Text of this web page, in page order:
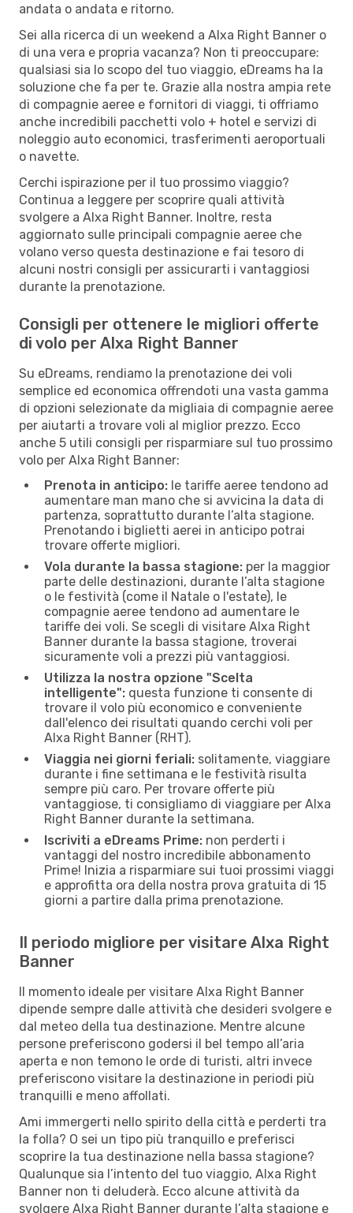
andata o andata e ritorno.
Sei alla ricerca di un weekend a Alxa Right Banner o
di una vera e propria vacanza? Non ti preoccupare:
qualsiasi sia lo scopo del tuo viaggio, eDreams ha la
soluzione che fa per te. Grazie alla nostra ampia rete
di compagnie aeree e fornitori di viaggi, ti offriamo
anche incredibili pacchetti volo + hotel e servizi di
noleggio auto economici, trasferimenti aeroportuali
o navette.
Cerchi ispirazione per il tuo prossimo viaggio?
Continua a leggere per scoprire quali attività
svolgere a Alxa Right Banner. Inoltre, resta
aggiornato sulle principali compagnie aeree che
volano verso questa destinazione e fai tesoro di
alcuni nostri consigli per assicurarti i vantaggiosi
durante la prenotazione.
Consigli per ottenere le migliori offerte
di volo per Alxa Right Banner
Su eDreams, rendiamo la prenotazione dei voli
semplice ed economica offrendoti una vasta gamma
di opzioni selezionate da migliaia di compagnie aeree
per aiutarti a trovare voli al miglior prezzo. Ecco
anche 5 utili consigli per risparmiare sul tuo prossimo
volo per Alxa Right Banner:
Prenota in anticipo: le tariffe aeree tendono ad
aumentare man mano che si avvicina la data di
partenza, soprattutto durante l’alta stagione.
Prenotando i biglietti aerei in anticipo potrai
trovare offerte migliori.
Vola durante la bassa stagione: per la maggior
parte delle destinazioni, durante l’alta stagione
o le festività (come il Natale o l'estate), le
compagnie aeree tendono ad aumentare le
tariffe dei voli. Se scegli di visitare Alxa Right
Banner durante la bassa stagione, troverai
sicuramente voli a prezzi più vantaggiosi.
Utilizza la nostra opzione "Scelta
intelligente": questa funzione ti consente di
trovare il volo più economico e conveniente
dall'elenco dei risultati quando cerchi voli per
Alxa Right Banner (RHT).
Viaggia nei giorni feriali: solitamente, viaggiare
durante i fine settimana e le festività risulta
sempre più caro. Per trovare offerte più
vantaggiose, ti consigliamo di viaggiare per Alxa
Right Banner durante la settimana.
Iscriviti a eDreams Prime: non perderti i
vantaggi del nostro incredibile abbonamento
Prime! Inizia a risparmiare sui tuoi prossimi viaggi
e approfitta ora della nostra prova gratuita di 15
giorni a partire dalla prima prenotazione.
Il periodo migliore per visitare Alxa Right
Banner
Il momento ideale per visitare Alxa Right Banner
dipende sempre dalle attività che desideri svolgere e
dal meteo della tua destinazione. Mentre alcune
persone preferiscono godersi il bel tempo all’aria
aperta e non temono le orde di turisti, altri invece
preferiscono visitare la destinazione in periodi più
tranquilli e meno affollati.
Ami immergerti nello spirito della città e perderti tra
la folla? O sei un tipo più tranquillo e preferisci
scoprire la tua destinazione nella bassa stagione?
Qualunque sia l’intento del tuo viaggio, Alxa Right
Banner non ti deluderà. Ecco alcune attività da
svolgere Alxa Right Banner durante l’alta stagione e